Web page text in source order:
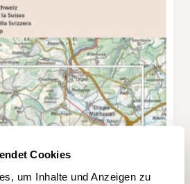
Cookies
um Inhalte und Anzeigen zu